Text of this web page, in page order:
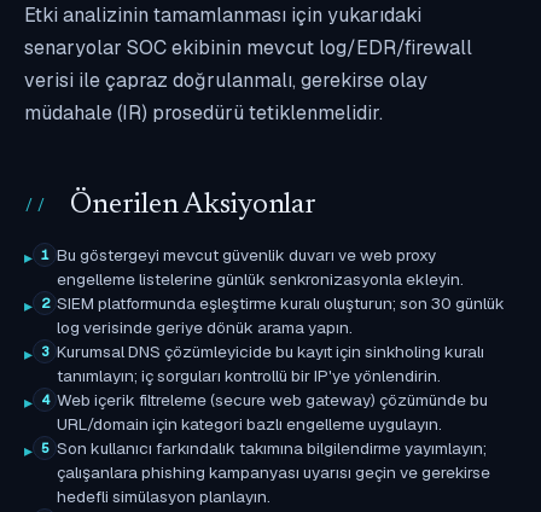
Etki analizinin tamamlanması için yukarıdaki
senaryolar SOC ekibinin mevcut log/EDR/firewall
verisi ile çapraz doğrulanmalı, gerekirse olay
müdahale (IR) prosedürü tetiklenmelidir.
Önerilen Aksiyonlar
1 Bu göstergeyi mevcut güvenlik duvarı ve web proxy
engelleme listelerine günlük senkronizasyonla ekleyin.
2 SIEM platformunda eşleştirme kuralı oluşturun; son 30 günlük
log verisinde geriye dönük arama yapın.
3 Kurumsal DNS çözümleyicide bu kayıt için sinkholing kuralı
tanımlayın; iç sorguları kontrollü bir IP'ye yönlendirin.
4 Web içerik filtreleme (secure web gateway) çözümünde bu
URL/domain için kategori bazlı engelleme uygulayın.
5 Son kullanıcı farkındalık takımına bilgilendirme yayımlayın;
çalışanlara phishing kampanyası uyarısı geçin ve gerekirse
hedefli simülasyon planlayın.